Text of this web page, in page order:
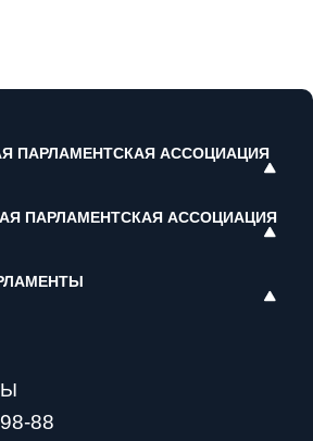
ПАРЛАМЕНТСКАЯ АССОЦИАЦИЯ
ПАРЛАМЕНТСКАЯ АССОЦИАЦИЯ
88